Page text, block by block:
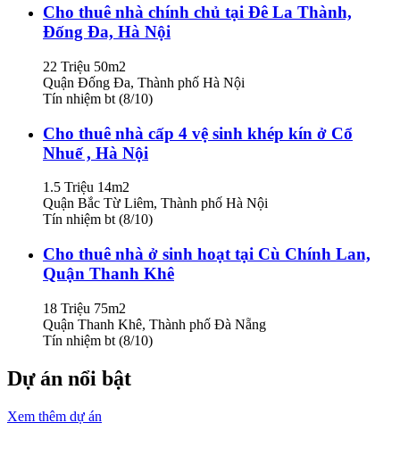
Cho thuê nhà chính chủ tại Đê La Thành,
Đống Đa, Hà Nội
22 Triệu 50m2
Quận Đống Đa, Thành phố Hà Nội
Tín nhiệm bt (8/10)
Cho thuê nhà cấp 4 vệ sinh khép kín ở Cổ
Nhuế , Hà Nội
1.5 Triệu 14m2
Quận Bắc Từ Liêm, Thành phố Hà Nội
Tín nhiệm bt (8/10)
Cho thuê nhà ở sinh hoạt tại Cù Chính Lan,
Quận Thanh Khê
18 Triệu 75m2
Quận Thanh Khê, Thành phố Đà Nẵng
Tín nhiệm bt (8/10)
Dự án nổi bật
Xem thêm dự án